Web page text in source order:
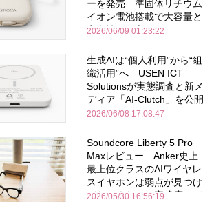
ーを発売 準固体リチウム
イオン電池搭載で大容量と
安全性を両立
2026/06/09 01:23:22
生成AIは“個人利用”から“組
織活用”へ USEN ICT
Solutionsが実態調査と新メ
ディア「AI-Clutch」を公開
2026/06/08 17:08:47
Soundcore Liberty 5 Pro
Maxレビュー Anker史上
最上位クラスのAIワイヤレ
スイヤホンは弱点が見つけ
づらいくらいの完成度にび
2026/05/30 16:56:19